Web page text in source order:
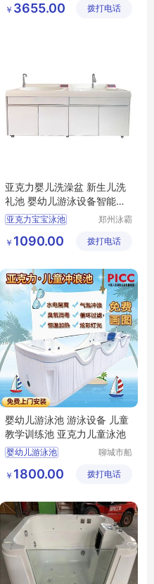
婴儿游泳馆设备
乐设备有
￥ 3655.00 拨打电话
亚克力婴儿洗澡盆 新生儿洗
礼池 婴幼儿游泳设备智能恒
温
亚克力宝宝泳池
婴幼儿亚克力泳池
郑州泳霸
有限公司
￥ 1090.00 拨打电话
婴幼儿游泳池 游泳设备 儿童
教学训练池 亚克力儿童泳池
婴幼儿游泳池
儿童教学训练游泳池
亚克力儿童游泳池
聊城市船
乐设备有
￥ 1800.00 拨打电话